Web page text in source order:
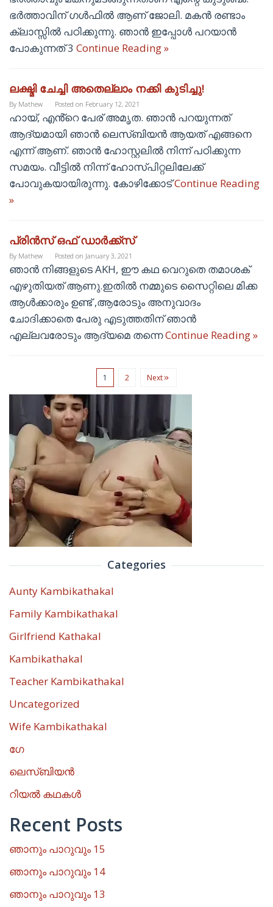
ഭർത്താവിന് ഗൾഫിൽ ആണ് ജോലി. മകൻ രണ്ടാം
ക്ലാസ്സിൽ പഠിക്കുന്നു. ഞാൻ ഇപ്പോൾ പറയാൻ
പോകുന്നത് 3 Continue Reading »
ലക്ഷ്മി ചേച്ചി അതെല്ലാം നക്കി കുടിച്ചു!
By Mathew Posted on February 12, 2021
ഹായ്, എൻ്റെ പേര് അമൃത. ഞാൻ പറയുന്നത്
ആദ്യമായി ഞാൻ ലെസ്ബിയൻ ആയത് എങ്ങനെ
എന്ന് ആണ്. ഞാൻ ഹോസ്റ്റലിൽ നിന്ന് പഠിക്കുന്ന
സമയം. വീട്ടിൽ നിന്ന് ഹോസ്പിറ്റലിലേക്ക്
പോവുകയായിരുന്നു. കോഴിക്കോട്Continue Reading
»
പ്രിൻസ് ഒഫ് ഡാർക്ക്‌സ്
By Mathew Posted on January 3, 2021
ഞാൻ നിങ്ങളുടെ AKH, ഈ കഥ വെറുതെ തമാശക്
എഴുതിയത് ആണു.ഇതിൽ നമ്മുടെ സൈറ്റിലെ മിക്ക
ആൾക്കാരും ഉണ്ട് ,ആരോടും അനുവാദം
ചോദിക്കാതെ പേരു എടുത്തതിന് ഞാൻ
എല്ലവരോടും ആദ്യമെ തന്നെContinue Reading »
1 2 Next
Categories
Aunty Kambikathakal
Family Kambikathakal
Girlfriend Kathakal
Kambikathakal
Teacher Kambikathakal
Uncategorized
Wife Kambikathakal
ഗേ
ലെസ്ബിയൻ
റിയൽ കഥകൾ
Recent Posts
ഞാനും പാറുവും 15
ഞാനും പാറുവും 14
ഞാനും പാറുവും 13